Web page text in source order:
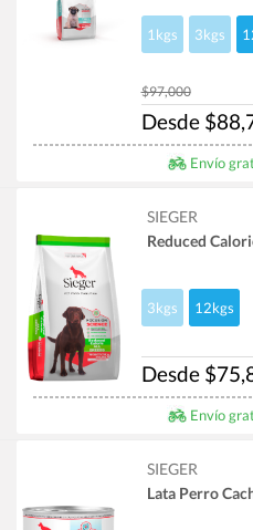
1kgs 3kgs
$97,000
Desde
Envío
SIEGER
Reduced
3kgs 12kgs
Desde
Envío
SIEGER
Lata Perro